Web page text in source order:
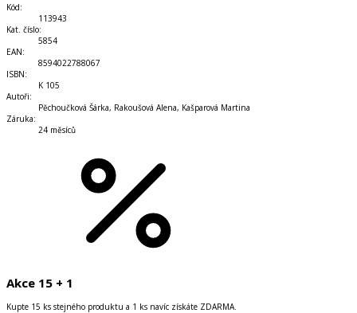
Kód:
113943
Kat. číslo:
5854
EAN:
8594022788067
ISBN:
K 105
Autoři:
Pěchoučková Šárka, Rakoušová Alena, Kašparová Martina
Záruka:
24 měsíců
Akce 15 + 1
Kupte 15 ks stejného produktu a 1 ks navíc získáte ZDARMA.